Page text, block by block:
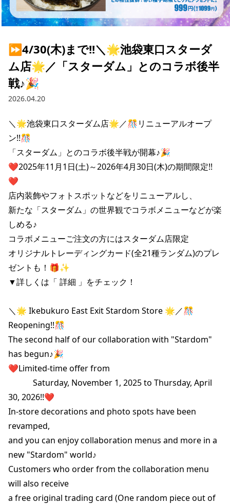
⏩️4/30(木)まで!!＼🌟池袋東口スターダ
ム店🌟／「スターダム」とのコラボ後半
戦♪🎉
2026.04.20
＼🌟池袋東口スターダム店🌟／🎊リニューアルオープ
ン!!🎊
「スターダム」とのコラボ後半戦が開幕♪🎉
❤️2025年11月1日(土)～2026年4月30日(木)の期間限定!!
❤️
店内装飾やフォトスポットなどをリニューアルし、
新たな「スターダム」の世界観でコラボメニューなどが楽
しめる♪
コラボメニューご注文の方にはスターダム店限定
オリジナルトレーディングカード(全21種ランダム)のプレ
ゼントも！🎁✨
▼詳しくは「 詳細 」をチェック！
＼🌟 Ikebukuro East Exit Stardom Store 🌟／🎊
Reopening!!🎊
The second half of our collaboration with "Stardom"
has begun♪🎉
❤️Limited-time offer from
Saturday, November 1, 2025 to Thursday, April
30, 2026!!❤️
In-store decorations and photo spots have been
revamped,
and you can enjoy collaboration menus and more in a
new "Stardom" world♪
Customers who order from the collaboration menu
will also receive
a free original trading card (One random piece out of